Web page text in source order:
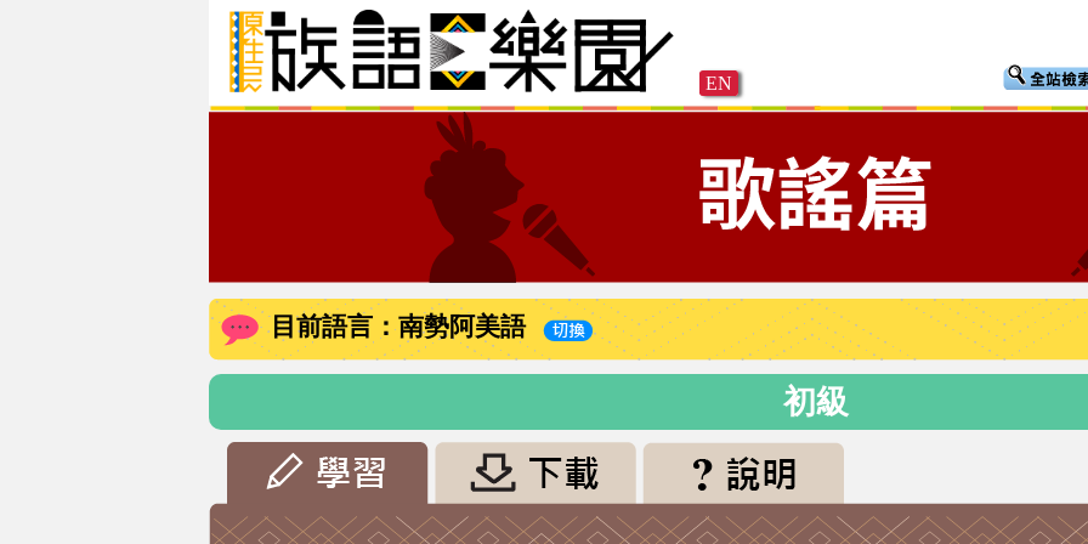
EN
目前語言：南勢阿美語
初級